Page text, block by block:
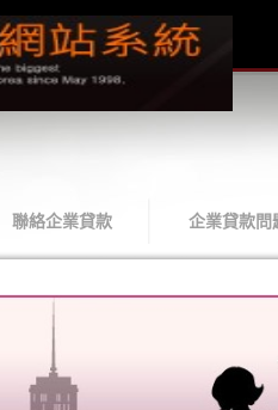
聯絡企業貸款 企業貸款問